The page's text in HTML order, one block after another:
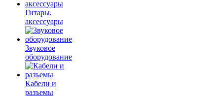
Гитары,
аксессуары
Звуковое
оборудование
Кабели и
разъемы